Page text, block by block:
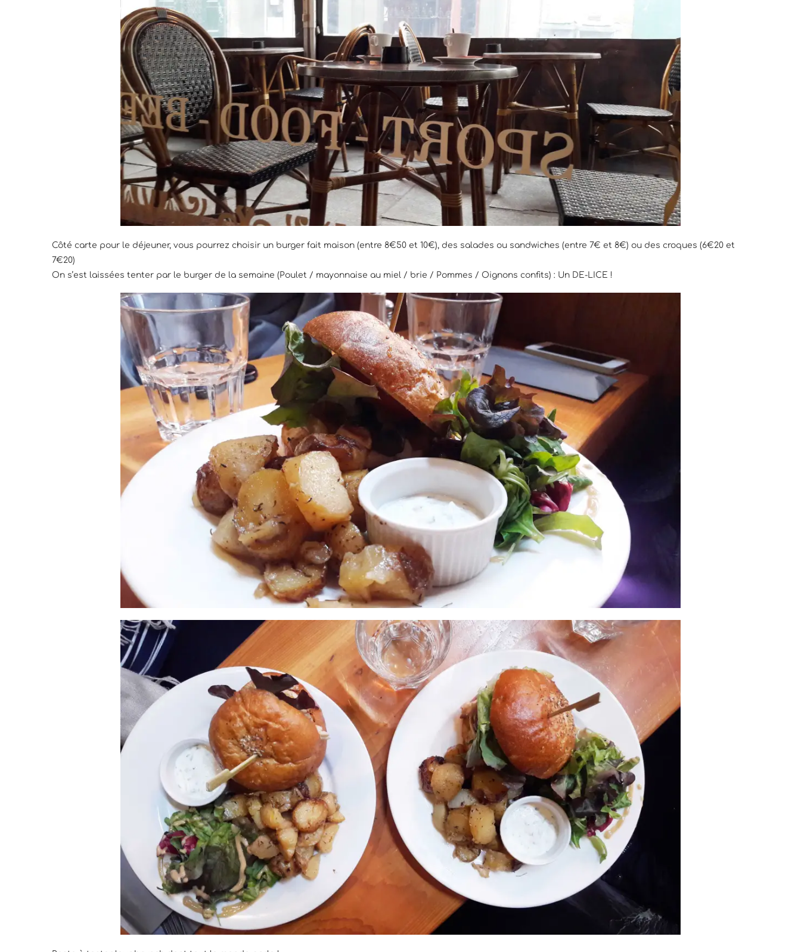
Côté carte pour le déjeuner, vous pourrez choisir un burger fait maison (entre 8€50 et 10€), des salades ou sandwiches (entre 7€ et 8€) ou des croques (6€20 et
7€20)
On s’est laissées tenter par le burger de la semaine (Poulet / mayonnaise au miel / brie / Pommes / Oignons confits) : Un DE-LICE !